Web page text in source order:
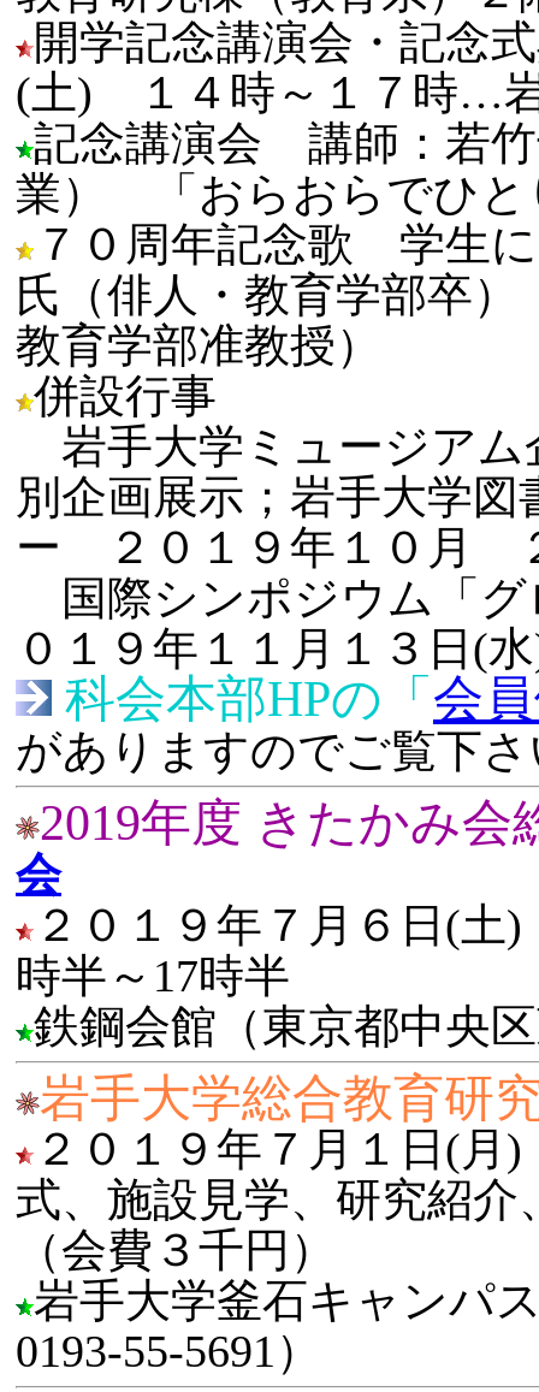
開学記念講演会・記念
(土) １４時～１７時…
記念講演会 講師：若
業） 「おらおらでひと
７０周年記念歌 学生
氏（俳人・教育学部卒
教育学部准教授）
併設行事
岩手大学ミュージア
別企画展示；岩手大学
ー ２０１９年１０月
国際シンポジウム「グ
０１９年１１月１３日(
科会本部HPの「 会
がありますのでご覧下
2019年度 きたかみ会
会
２０１９年７月６日(
時半～17時半
鉄鋼会館（東京都中央
岩手大学総合教育研
２０１９年７月１日(月
式、施設見学、研究紹介
（会費３千円）
岩手大学釜石キャンパ
0193-55-5691）